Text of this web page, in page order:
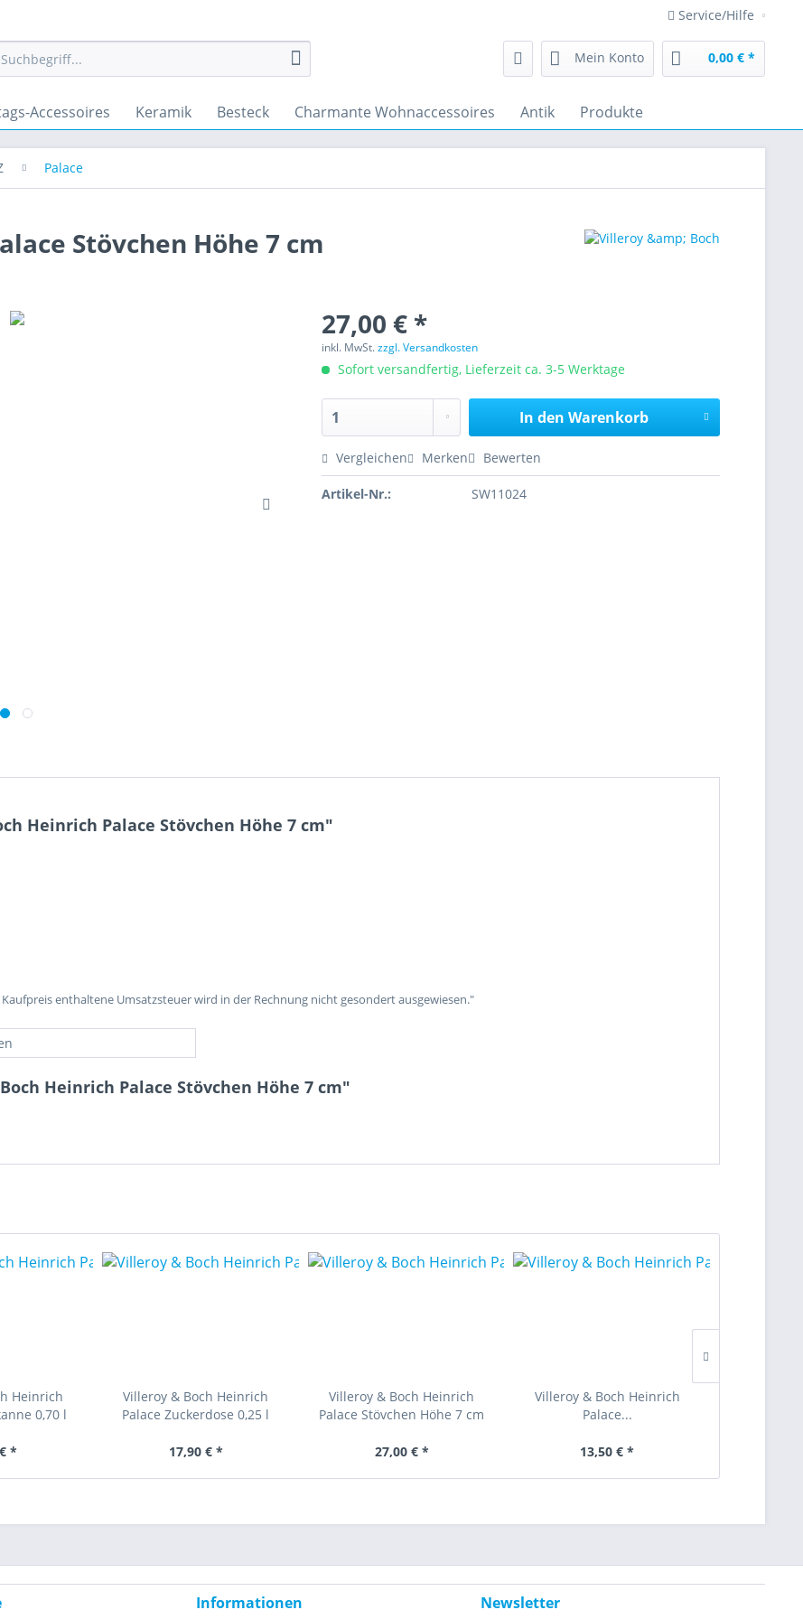
Service/Hilfe
Mein Konto 0,00 € *
Accessoires Keramik Besteck Charmante Wohnaccessoires Antik Produkte
Palace
Stövchen Höhe 7 cm
27,00 € *
inkl. MwSt.zzgl. Versandkosten
Sofort versandfertig, Lieferzeit ca. 3-5 Werktage
In den Warenkorb
Vergleichen Merken Bewerten
Artikel-Nr.: SW11024
Heinrich Palace Stövchen Höhe 7 cm"
enthaltene Umsatzsteuer wird in der Rechnung nicht gesondert ausgewiesen."
Heinrich Palace Stövchen Höhe 7 cm"
Heinrich
0,70 l
*
Villeroy & Boch Heinrich
Palace Zuckerdose 0,25 l
17,90 € *
Villeroy & Boch Heinrich
Palace Stövchen Höhe 7 cm
27,00 € *
Villeroy & Boch Heinrich
Palace...
13,50 € *
Informationen Newsletter